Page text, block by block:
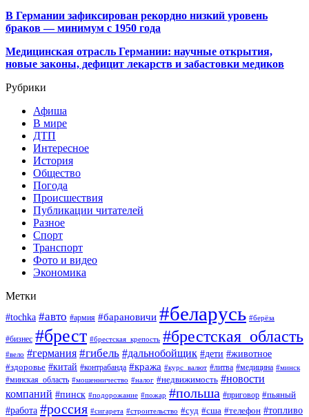
В Германии зафиксирован рекордно низкий уровень
браков — минимум с 1950 года
Медицинская отрасль Германии: научные открытия,
новые законы, дефицит лекарств и забастовки медиков
Рубрики
Афиша
В мире
ДТП
Интересное
История
Общество
Погода
Происшествия
Публикации читателей
Разное
Спорт
Транспорт
Фото и видео
Экономика
Метки
#tochka #авто #армия #барановичи #беларусь #берёза
#бизнес #брест #брестская_крепость #брестская_область
#вело #германия #гибель #дальнобойщик #дети #животное
#здоровье #китай #контрабанда #кража #курс_валют #литва #медицина #минск
#минская_область #мошенничество #налог #недвижимость #новости
компаний #пинск #подорожание #пожар #польша #приговор #пьяный
#работа #россия #сигарета #строительство #суд #сша #телефон #топливо